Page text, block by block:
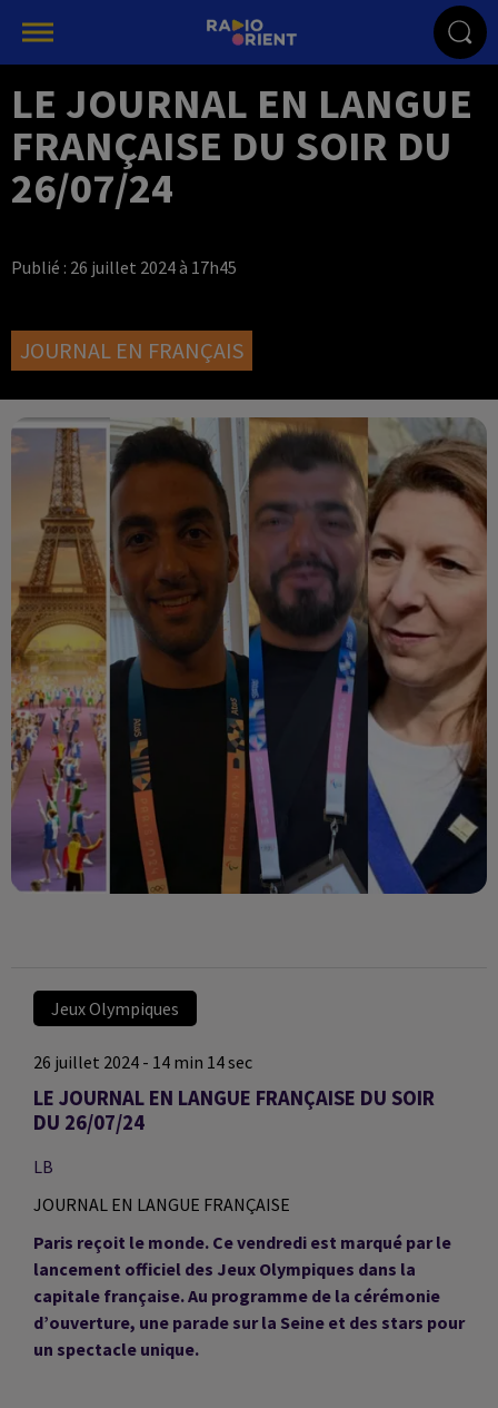
LE JOURNAL EN LANGUE
FRANÇAISE DU SOIR DU
26/07/24
Publié : 26 juillet 2024 à 17h45
JOURNAL EN FRANÇAIS
Jeux Olympiques
26 juillet 2024 - 14 min 14 sec
LE JOURNAL EN LANGUE FRANÇAISE DU SOIR
DU 26/07/24
LB
JOURNAL EN LANGUE FRANÇAISE
Paris reçoit le monde. Ce vendredi est marqué par le
lancement officiel des Jeux Olympiques dans la
capitale française. Au programme de la cérémonie
d’ouverture, une parade sur la Seine et des stars pour
un spectacle unique.